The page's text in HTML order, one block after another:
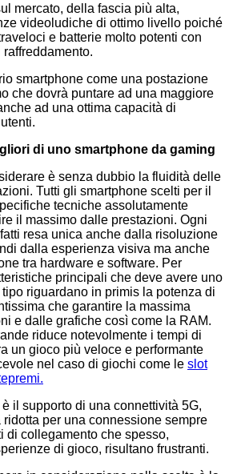
mercato, della fascia più alta,
videoludiche di ottimo livello poiché
e batterie molto potenti con
smartphone come una postazione
che dovrà puntare ad una maggiore
ad una ottima capacità di
di uno smartphone da gaming
è senza dubbio la fluidità delle
Tutti gli smartphone scelti per il
tecniche assolutamente
il massimo dalle prestazioni. Ogni
resa unica anche dalla risoluzione
dalla esperienza visiva ma anche
tra hardware e software. Per
principali che deve avere uno
riguardano in primis la potenza di
che garantire la massima
e dalle grafiche così come la RAM.
riduce notevolmente i tempi di
un gioco più veloce e performante
nel caso di giochi come le slot
il supporto di una connettività 5G,
per una connessione sempre
di collegamento che spesso,
di gioco, risultano frustranti.